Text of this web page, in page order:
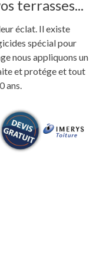
terrasses...
éclat. Il existe
spécial pour
nous appliquons un
et protége et tout
ans.